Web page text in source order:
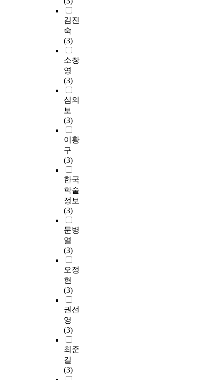
김진
숙
(3)
소창
영
(3)
심의
보
(3)
이황
구
(3)
한국
학술
정보
(3)
문병
열
(3)
오정
현
(3)
권선
영
(3)
최준
길
(3)